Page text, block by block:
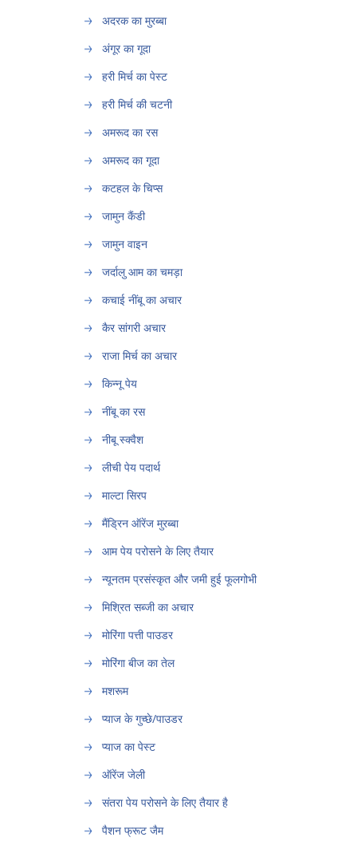
अदरक का मुरब्बा
अंगूर का गूदा
हरी मिर्च का पेस्ट
हरी मिर्च की चटनी
अमरूद का रस
अमरूद का गूदा
कटहल के चिप्स
जामुन कैंडी
जामुन वाइन
जर्दालु आम का चमड़ा
कचाई नींबू का अचार
कैर सांगरी अचार
राजा मिर्च का अचार
किन्नू पेय
नींबू का रस
नीबू स्क्वैश
लीची पेय पदार्थ
माल्टा सिरप
मैंड्रिन ऑरेंज मुरब्बा
आम पेय परोसने के लिए तैयार
न्यूनतम प्रसंस्कृत और जमी हुई फूलगोभी
मिश्रित सब्जी का अचार
मोरिंगा पत्ती पाउडर
मोरिंगा बीज का तेल
मशरूम
प्याज के गुच्छे/पाउडर
प्याज का पेस्ट
ऑरेंज जेली
संतरा पेय परोसने के लिए तैयार है
पैशन फ्रूट जैम